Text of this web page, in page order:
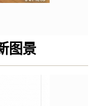
图景